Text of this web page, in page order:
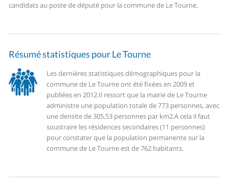
candidats au poste de député pour la commune de Le Tourne.
Résumé statistiques pour Le Tourne
Les dernières statistiques démographiques pour la
commune de Le Tourne ont été fixées en 2009 et
publiées en 2012.Il ressort que la mairie de Le Tourne
administre une population totale de 773 personnes, avec
une densite de 305,53 personnes par km2.A cela il faut
soustraire les résidences secondaires (11 personnes)
pour constater que la population permanente sur la
commune de Le Tourne est de 762 habitants.